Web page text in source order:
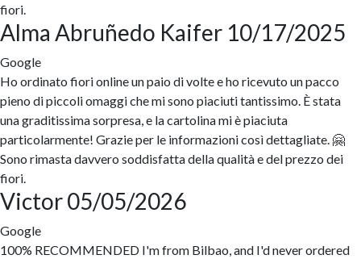
fiori.
Alma Abruñedo Kaifer 10/17/2025
Google
Ho ordinato fiori online un paio di volte e ho ricevuto un pacco
pieno di piccoli omaggi che mi sono piaciuti tantissimo. È stata
una graditissima sorpresa, e la cartolina mi è piaciuta
particolarmente! Grazie per le informazioni così dettagliate. 🤗
Sono rimasta davvero soddisfatta della qualità e del prezzo dei
fiori.
Victor05/05/2026
Google
100% RECOMMENDED I'm from Bilbao, and I'd never ordered